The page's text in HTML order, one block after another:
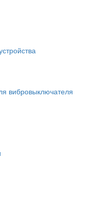
вибровыключателя